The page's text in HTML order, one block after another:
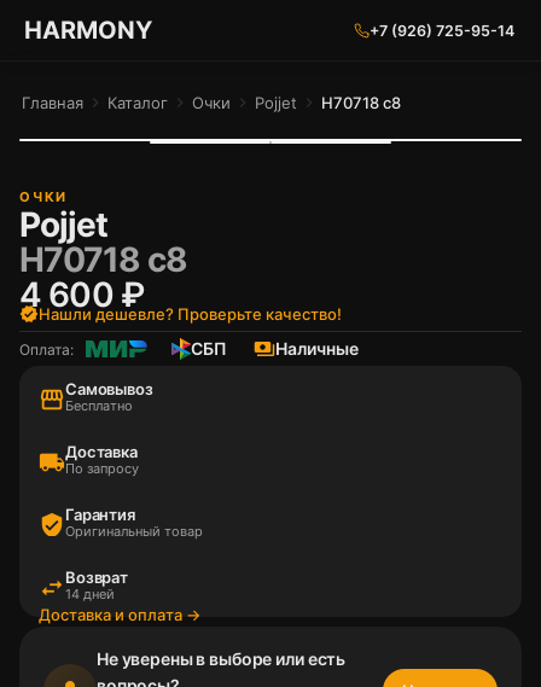
ГАРМОНИЯ ГЛАЗ
HARMONY +7 (926) 725-95-14
Главная chevron_right Каталог chevron_right Очки chevron_right Pojjet chevron_right H70718 c8
ОЧКИ
Pojjet
H70718 c8
4 600 ₽
verifiedНашли дешевле? Проверьте качество!
Оплата: СБП paymentsНаличные
storefrontСамовывоз
Бесплатно
local_shippingДоставка
По запросу
verified_userГарантия
Оригинальный товар
swap_horiz Возврат
14 дней
Доставка и оплата →
Не уверены в выборе или есть